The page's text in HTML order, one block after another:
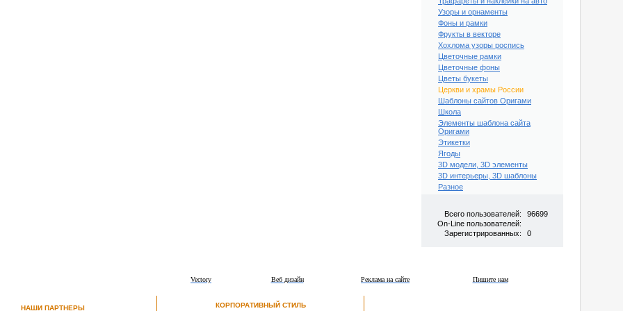
Узоры и орнаменты
Фоны и рамки
Фрукты в векторе
Хохлома узоры роспись
Цветочные рамки
Цветочные фоны
Цветы букеты
Церкви и храмы России
Шаблоны сайтов Оригами
Школа
Элементы шаблона сайта
Оригами
Этикетки
Ягоды
3D модели, 3D элементы
3D интерьеры, 3D шаблоны
Разное
Всего пользователей:
96699
On-Line пользователей:
Зарегистрированных:
0
Пишите нам
Реклама на сайте
Веб дизайн
Vectory
НАШИ ПАРТНЕРЫ КОРПОРАТИВНЫЙ СТИЛЬ